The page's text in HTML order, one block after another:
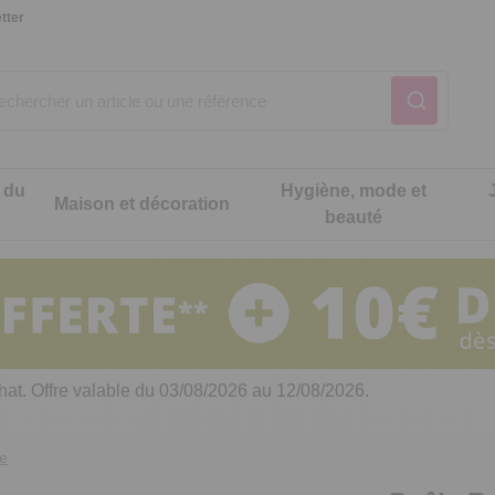
cuisine
de cuisine malins
Notre produit du
Notre produit du
Maison et décoration
Notre produit du
Hygiène, mode et
beauté
intimité
Notre produit du
Notre produit du
Notre produit du
Offre valable du 03/08/2026 au 12/08/2026.